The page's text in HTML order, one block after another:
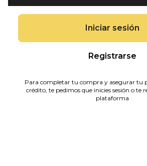
Iniciar sesión
Registrarse
Para completar tu compra y asegurar tu
crédito, te pedimos que inicies sesión o te
plataforma